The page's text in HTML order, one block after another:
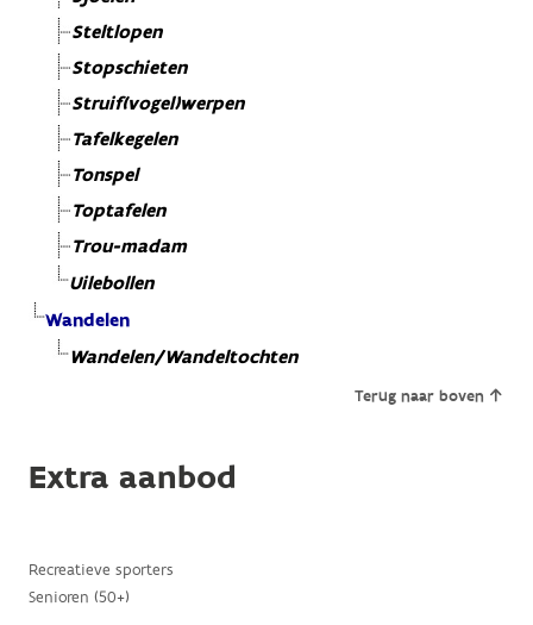
Steltlopen
Stopschieten
Struif(vogel)werpen
Tafelkegelen
Tonspel
Toptafelen
Trou-madam
Uilebollen
Wandelen
Wandelen/Wandeltochten
Terug naar boven
Extra aanbod
Recreatieve sporters
Senioren (50+)